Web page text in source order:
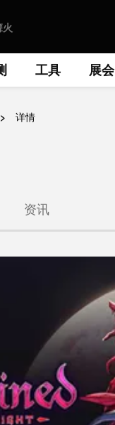
工具 展会
详情
资讯